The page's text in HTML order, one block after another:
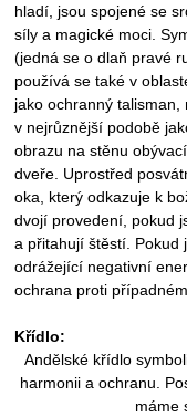
hladí, jsou spojené se
síly a magické moci.
(jedná se o dlaň pravé
používá se také v
jako ochranný talisman,
v nejrůznější podobě
obrazu na stěnu
dveře. Uprostřed
oka, který odkazuje k
dvojí provedení, pokud
a přitahují štěstí. Pokud
odrážející negativní
ochrana proti
Křídlo:
Andělské křídlo
harmonii a ochranu.
máme